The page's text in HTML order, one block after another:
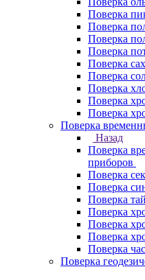
Поверка
Поверка
Поверка
Поверка
Поверка
Поверка
Поверка
Поверка
Поверка
Поверка
Назад
Поверка
приборов
Поверка
Поверка
Поверка
Поверка
Поверка
Поверка
Поверка
Поверка